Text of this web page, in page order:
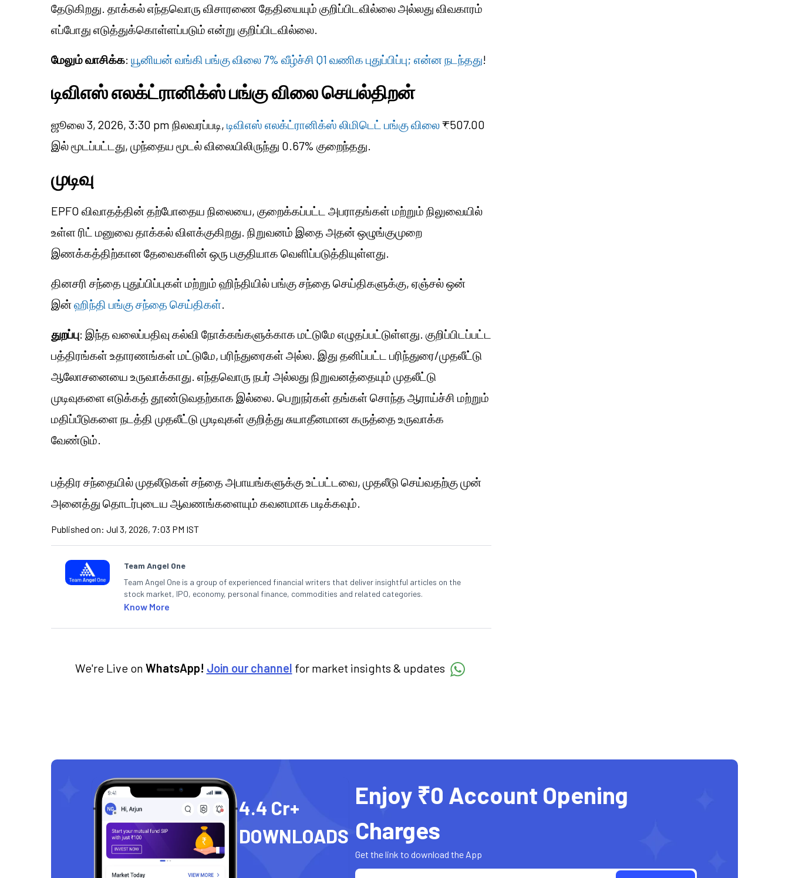
தேடுகிறது. தாக்கல் எந்தவொரு விசாரணை தேதியையும் குறிப்பிடவில்லை அல்லது விவகாரம்
எப்போது எடுத்துக்கொள்ளப்படும் என்று குறிப்பிடவில்லை.
மேலும் வாசிக்க: யூனியன் வங்கி பங்கு விலை 7% வீழ்ச்சி Q1 வணிக புதுப்பிப்பு; என்ன நடந்தது!
டிவிஎஸ் எலக்ட்ரானிக்ஸ் பங்கு விலை செயல்திறன்
ஜூலை 3, 2026, 3:30 pm நிலவரப்படி, டிவிஎஸ் எலக்ட்ரானிக்ஸ் லிமிடெட் பங்கு விலை₹507.00
இல் மூடப்பட்டது, முந்தைய மூடல் விலையிலிருந்து 0.67% குறைந்தது.
முடிவு
EPFO விவாதத்தின் தற்போதைய நிலையை, குறைக்கப்பட்ட அபராதங்கள் மற்றும் நிலுவையில்
உள்ள ரிட் மனுவை தாக்கல் விளக்குகிறது. நிறுவனம் இதை அதன் ஒழுங்குமுறை
இணக்கத்திற்கான தேவைகளின் ஒரு பகுதியாக வெளிப்படுத்தியுள்ளது.
தினசரி சந்தை புதுப்பிப்புகள் மற்றும் ஹிந்தியில் பங்கு சந்தை செய்திகளுக்கு, ஏஞ்சல் ஒன்
இன்ஹிந்தி பங்கு சந்தை செய்திகள்.
துறப்பு: இந்த வலைப்பதிவு கல்வி நோக்கங்களுக்காக மட்டுமே எழுதப்பட்டுள்ளது. குறிப்பிடப்பட்ட
பத்திரங்கள் உதாரணங்கள் மட்டுமே, பரிந்துரைகள் அல்ல. இது தனிப்பட்ட பரிந்துரை/முதலீட்டு
ஆலோசனையை உருவாக்காது. எந்தவொரு நபர் அல்லது நிறுவனத்தையும் முதலீட்டு
முடிவுகளை எடுக்கத் தூண்டுவதற்காக இல்லை. பெறுநர்கள் தங்கள் சொந்த ஆராய்ச்சி மற்றும்
மதிப்பீடுகளை நடத்தி முதலீட்டு முடிவுகள் குறித்து சுயாதீனமான கருத்தை உருவாக்க
வேண்டும்.
பத்திர சந்தையில் முதலீடுகள் சந்தை அபாயங்களுக்கு உட்பட்டவை, முதலீடு செய்வதற்கு முன்
அனைத்து தொடர்புடைய ஆவணங்களையும் கவனமாக படிக்கவும்.
Published on: Jul 3, 2026, 7:03 PM IST
Team Angel One
Team Angel One is a group of experienced financial writers that deliver insightful articles on the
stock market, IPO, economy, personal finance, commodities and related categories.
Know More
We're Live on WhatsApp! Join our channel for market insights & updates
4.4 Cr+
DOWNLOADS
Enjoy ₹0 Account Opening
Charges
Get the link to download the App